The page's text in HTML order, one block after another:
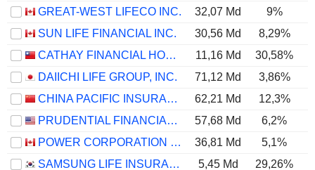
GREAT-WEST LIFECO INC.
32,07 Md
9%
SUN LIFE FINANCIAL INC.
30,56 Md
8,29%
CATHAY FINANCIAL HOLDING CO., LTD.
11,16 Md 30,58%
DAIICHI LIFE GROUP, INC.
71,12 Md
3,86%
CHINA PACIFIC INSURANCE (GROUP) CO., LTD.
62,21 Md 12,3%
PRUDENTIAL FINANCIAL, INC.
57,68 Md 6,2%
POWER CORPORATION OF CANADA
36,81 Md
5,1%
SAMSUNG LIFE INSURANCE CO., LTD.
5,45 Md 29,26%